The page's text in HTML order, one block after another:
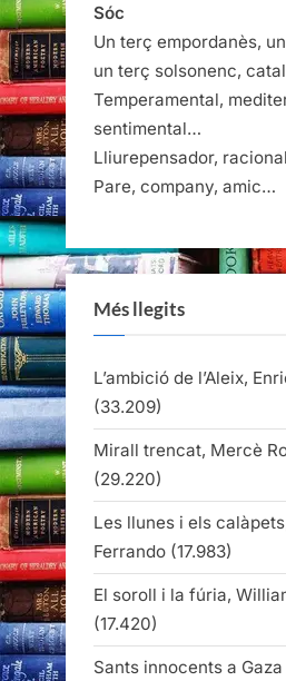
Sóc
Un terç empordanès,
un terç solsonenc,
Temperamental,
sentimental…
Lliurepensador,
Pare, company, amic…
Més llegits
L’ambició de l’Aleix,
(33.209)
Mirall trencat, Mercè
(29.220)
Les llunes i els
Ferrando (17.983)
El soroll i la fúria,
(17.420)
Sants innocents a Gaza